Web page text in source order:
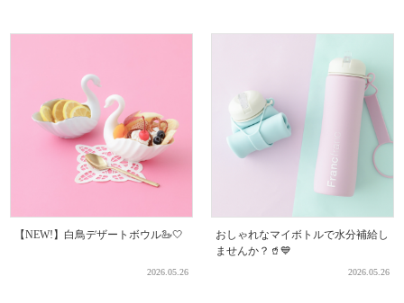
【NEW!】白鳥デザートボウル🦢🤍
2026.05.26
おしゃれなマイボトルで水分補給し
ませんか？🥤💙
2026.05.26